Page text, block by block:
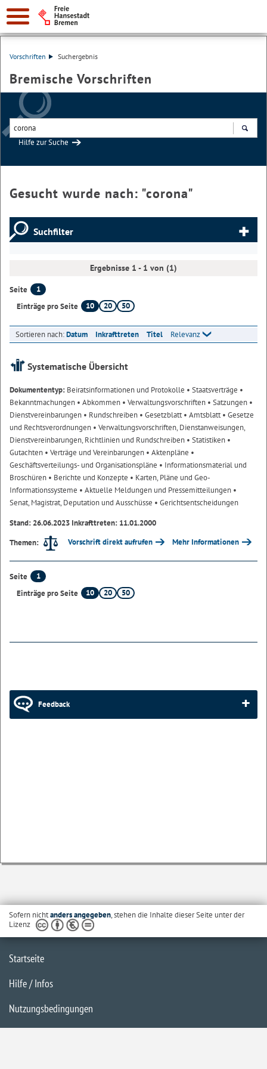
Vorschriften Suchergebnis
Bremische Vorschriften
Hilfe zur Suche
Gesucht wurde nach: "corona"
Suchfilter
Ergebnisse 1 - 1 von (1)
Seite
1
Einträge pro Seite
10 20 50
Sortieren nach:Datum Inkrafttreten Titel Relevanz
Systematische Übersicht
Dokumententyp: Beiratsinformationen und Protokolle • Staatsverträge •
Bekanntmachungen • Abkommen • Verwaltungsvorschriften • Satzungen •
Dienstvereinbarungen • Rundschreiben • Gesetzblatt• Amtsblatt• Gesetze
und Rechtsverordnungen • Verwaltungsvorschriften, Dienstanweisungen,
Dienstvereinbarungen, Richtlinien und Rundschreiben • Statistiken •
Gutachten • Verträge und Vereinbarungen • Aktenpläne •
Geschäftsverteilungs- und Organisationspläne • Informationsmaterial und
Broschüren • Berichte und Konzepte • Karten, Pläne und Geo-
Informationssysteme • Aktuelle Meldungen und Pressemitteilungen •
Senat, Magistrat, Deputation und Ausschüsse • Gerichtsentscheidungen
Stand: 26.06.2023 Inkrafttreten: 11.01.2000
Themen:
Vorschrift direkt aufrufen Mehr Informationen
Seite
1
Einträge pro Seite
10 20 50
Feedback
Sofern nichtanders angegeben, stehen die Inhalte dieser Seite unter der
Lizenz
Startseite
Hilfe / Infos
Nutzungsbedingungen